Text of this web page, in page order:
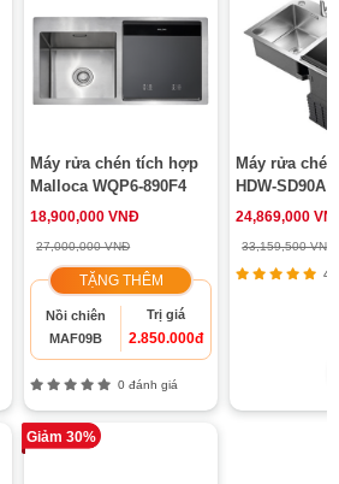
Máy rửa chén tích hợp
Malloca WQP6-890F4
18,900,000 VNĐ
27,000,000 VNĐ
TẶNG THÊM
Nồi chiên
MAF09B
Trị giá
2.850.000đ
0 đánh giá
Máy rửa
HDW-SD90A
24,869,000
33,159,500 VNĐ
4
Giảm 30%